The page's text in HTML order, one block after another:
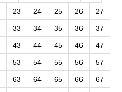
23 24 25 26 27
33 34 35 36 37
43 44 45 46 47
53 54 55 56 57
63 64 65 66 67